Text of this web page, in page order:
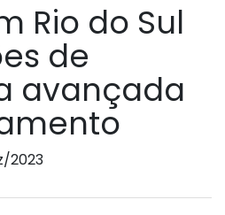
Rio do Sul
de
avançada
2023